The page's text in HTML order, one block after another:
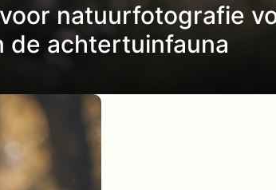
natuurfotografie
de achtertuinfauna